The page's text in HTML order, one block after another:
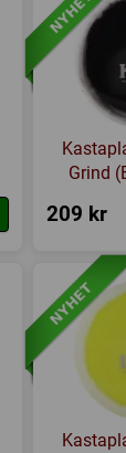
Grind
209 kr